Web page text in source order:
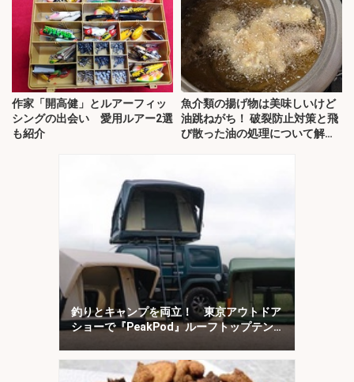
作家「開高健」とルアーフィッ
シングの出会い 愛用ルアー2選
も紹介
魚介類の揚げ物は美味しいけど
油跳ねがち！ 破裂防止対策と飛
び散った油の処理について解
釣りとキャンプを両立！ 東京アウトドア
ショーで『PeakPod』ルーフトップテン